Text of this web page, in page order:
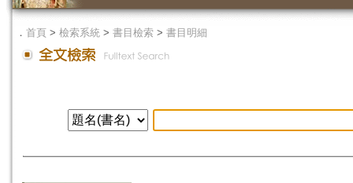
． 首頁 > 檢索系統 > 書目檢索 > 書目明細